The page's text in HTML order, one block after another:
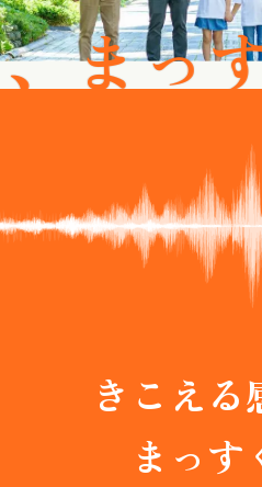
ぐに。
きこえる
まっす